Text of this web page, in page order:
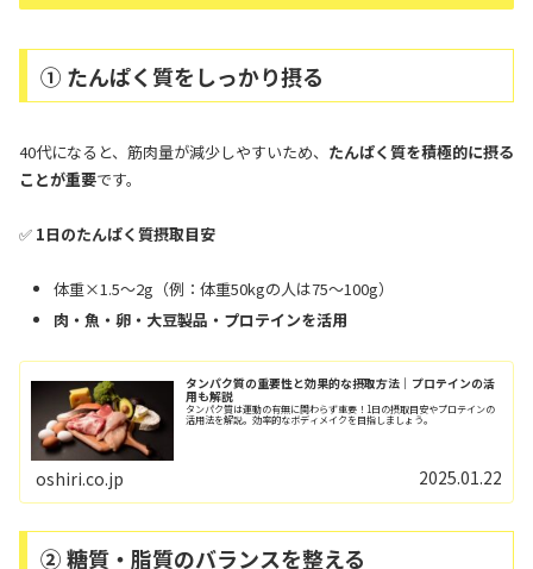
① たんぱく質をしっかり摂る
40代になると、筋肉量が減少しやすいため、 たんぱく質を積極的に摂る
ことが重要です。
✅ 1日のたんぱく質摂取目安
体重×1.5〜2g（例：体重50kgの人は75〜100g）
肉・魚・卵・大豆製品・プロテインを活用
タンパク質の重要性と効果的な摂取方法｜プロテインの活
用も解説
タンパク質は運動の有無に関わらず重要！1日の摂取目安やプロテインの
活用法を解説。効率的なボディメイクを目指しましょう。
oshiri.co.jp 2025.01.22
② 糖質・脂質のバランスを整える